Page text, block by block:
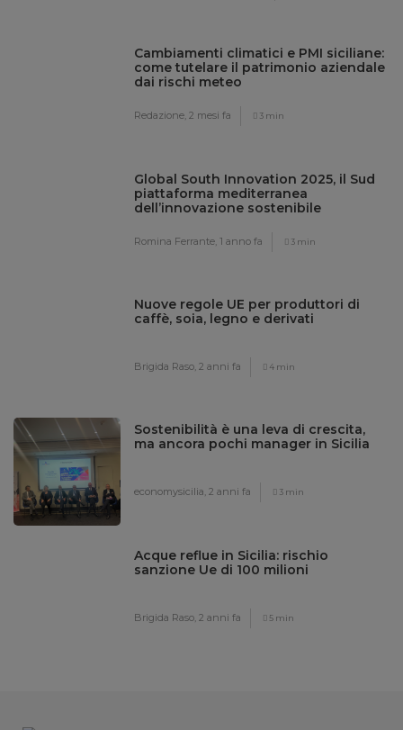
Cambiamenti climatici e PMI siciliane:
come tutelare il patrimonio aziendale
dai rischi meteo
Redazione,2 mesi fa 3 min
Global South Innovation 2025, il Sud
piattaforma mediterranea
dell’innovazione sostenibile
Romina Ferrante,1 anno fa 3 min
Nuove regole UE per produttori di
caffè, soia, legno e derivati
Brigida Raso,2 anni fa 4 min
Sostenibilità è una leva di crescita,
ma ancora pochi manager in Sicilia
economysicilia,2 anni fa 3 min
Acque reflue in Sicilia: rischio
sanzione Ue di 100 milioni
Brigida Raso,2 anni fa 5 min